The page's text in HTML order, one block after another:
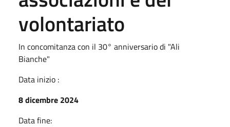
volontariato
In concomitanza con il 30° anniversario di "Ali
Bianche"
Data inizio :
8 dicembre 2024
Data fine: